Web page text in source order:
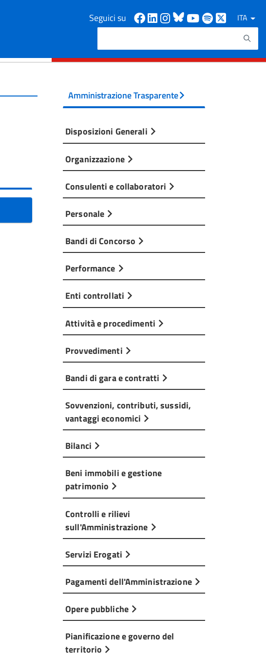
Seguici su Facebook
Linkedin
Instagram
Bluesky
Youtube
Spotify
ITA
Cerca
Amministrazione Trasparente
Disposizioni Generali
Organizzazione
Consulenti e collaboratori
Personale
Bandi di Concorso
Performance
Enti controllati
Attività e procedimenti
Provvedimenti
Bandi di gara e contratti
Sovvenzioni, contributi, sussidi,
vantaggi economici
Bilanci
Beni immobili e gestione
patrimonio
Controlli e rilievi
sull'Amministrazione
Servizi Erogati
Pagamenti dell'Amministrazione
Opere pubbliche
Pianificazione e governo del
territorio